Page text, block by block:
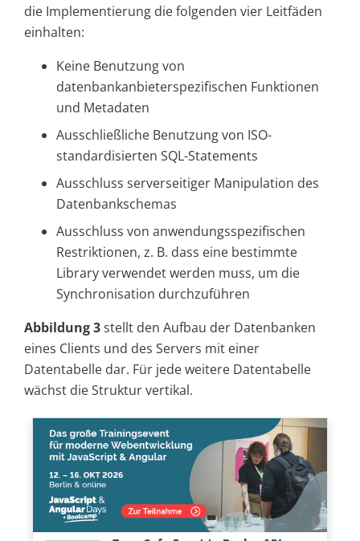
die Implementierung die folgenden vier Leitfäden
einhalten:
Keine Benutzung von
datenbankanbieterspezifischen Funktionen
und Metadaten
Ausschließliche Benutzung von ISO-
standardisierten SQL-Statements
Ausschluss serverseitiger Manipulation des
Datenbankschemas
Ausschluss von anwendungsspezifischen
Restriktionen, z. B. dass eine bestimmte
Library verwendet werden muss, um die
Synchronisation durchzuführen
Abbildung 3stellt den Aufbau der Datenbanken
eines Clients und des Servers mit einer
Datentabelle dar. Für jede weitere Datentabelle
wächst die Struktur vertikal.